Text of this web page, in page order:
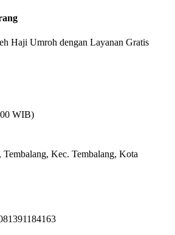
Haji Umroh dengan Layanan Gratis
WIB)
Kec. Tembalang, Kota